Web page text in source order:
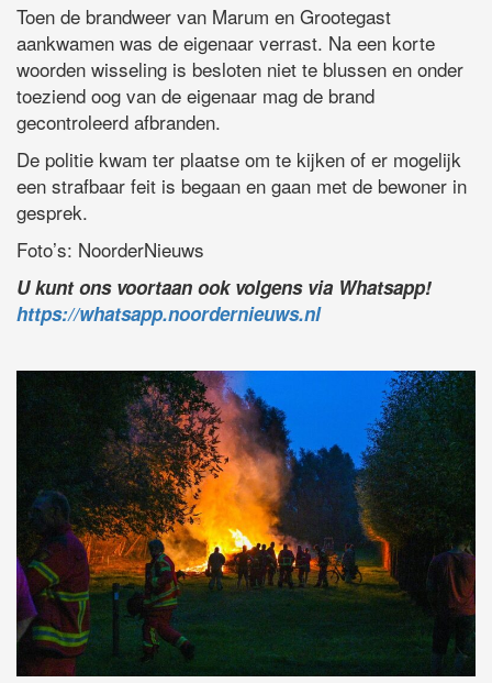
Toen de brandweer van Marum en Grootegast
aankwamen was de eigenaar verrast. Na een korte
woorden wisseling is besloten niet te blussen en onder
toeziend oog van de eigenaar mag de brand
gecontroleerd afbranden.
De politie kwam ter plaatse om te kijken of er mogelijk
een strafbaar feit is begaan en gaan met de bewoner in
gesprek.
Foto’s: NoorderNieuws
U kunt ons voortaan ook volgens via Whatsapp!
https://whatsapp.noordernieuws.nl